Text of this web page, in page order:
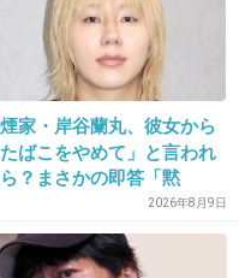
-8
りえる？
家・岸谷蘭丸、彼女から
たばこをやめて」と言われ
？まさかの即答「黙
2026年8月9日